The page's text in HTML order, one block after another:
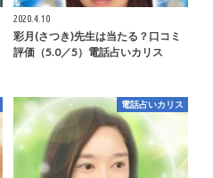
2020.4.10
彩月(さつき)先生は当たる？口コミ
評価（5.0／5）電話占いカリス
電話占いカリス